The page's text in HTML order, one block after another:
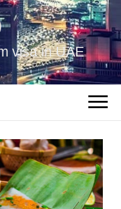
visa in UAE